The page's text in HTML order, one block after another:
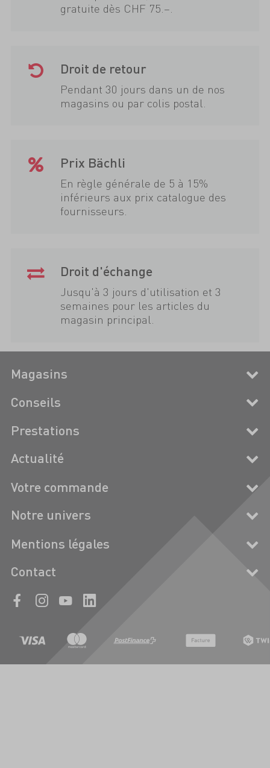
gratuite dès CHF 75.–.
Droit de retour
Pendant 30 jours dans un de nos
magasins ou par colis postal.
Prix Bächli
En règle générale de 5 à 15%
inférieurs aux prix catalogue des
fournisseurs.
Droit d'échange
Jusqu'à 3 jours d'utilisation et 3
semaines pour les articles du
magasin principal.
Magasins
Conseils
Prestations
Actualité
Votre commande
Notre univers
Mentions légales
Contact